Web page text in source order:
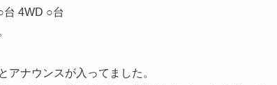
台 4WD ○台
アナウンスが入ってました。